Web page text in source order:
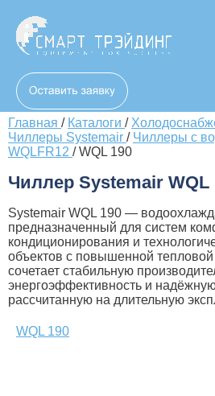
Главная / Каталоги /
Чиллеры Systemair / Чиллеры с
WQLFR12 /WQL 190
Чиллер Systemair WQL
Systemair WQL 190 —
предназначенный для систем
кондиционирования и
объектов с повышенной тепловой
сочетает стабильную
энергоэффективность и
рассчитанную на длительную
WQL 190